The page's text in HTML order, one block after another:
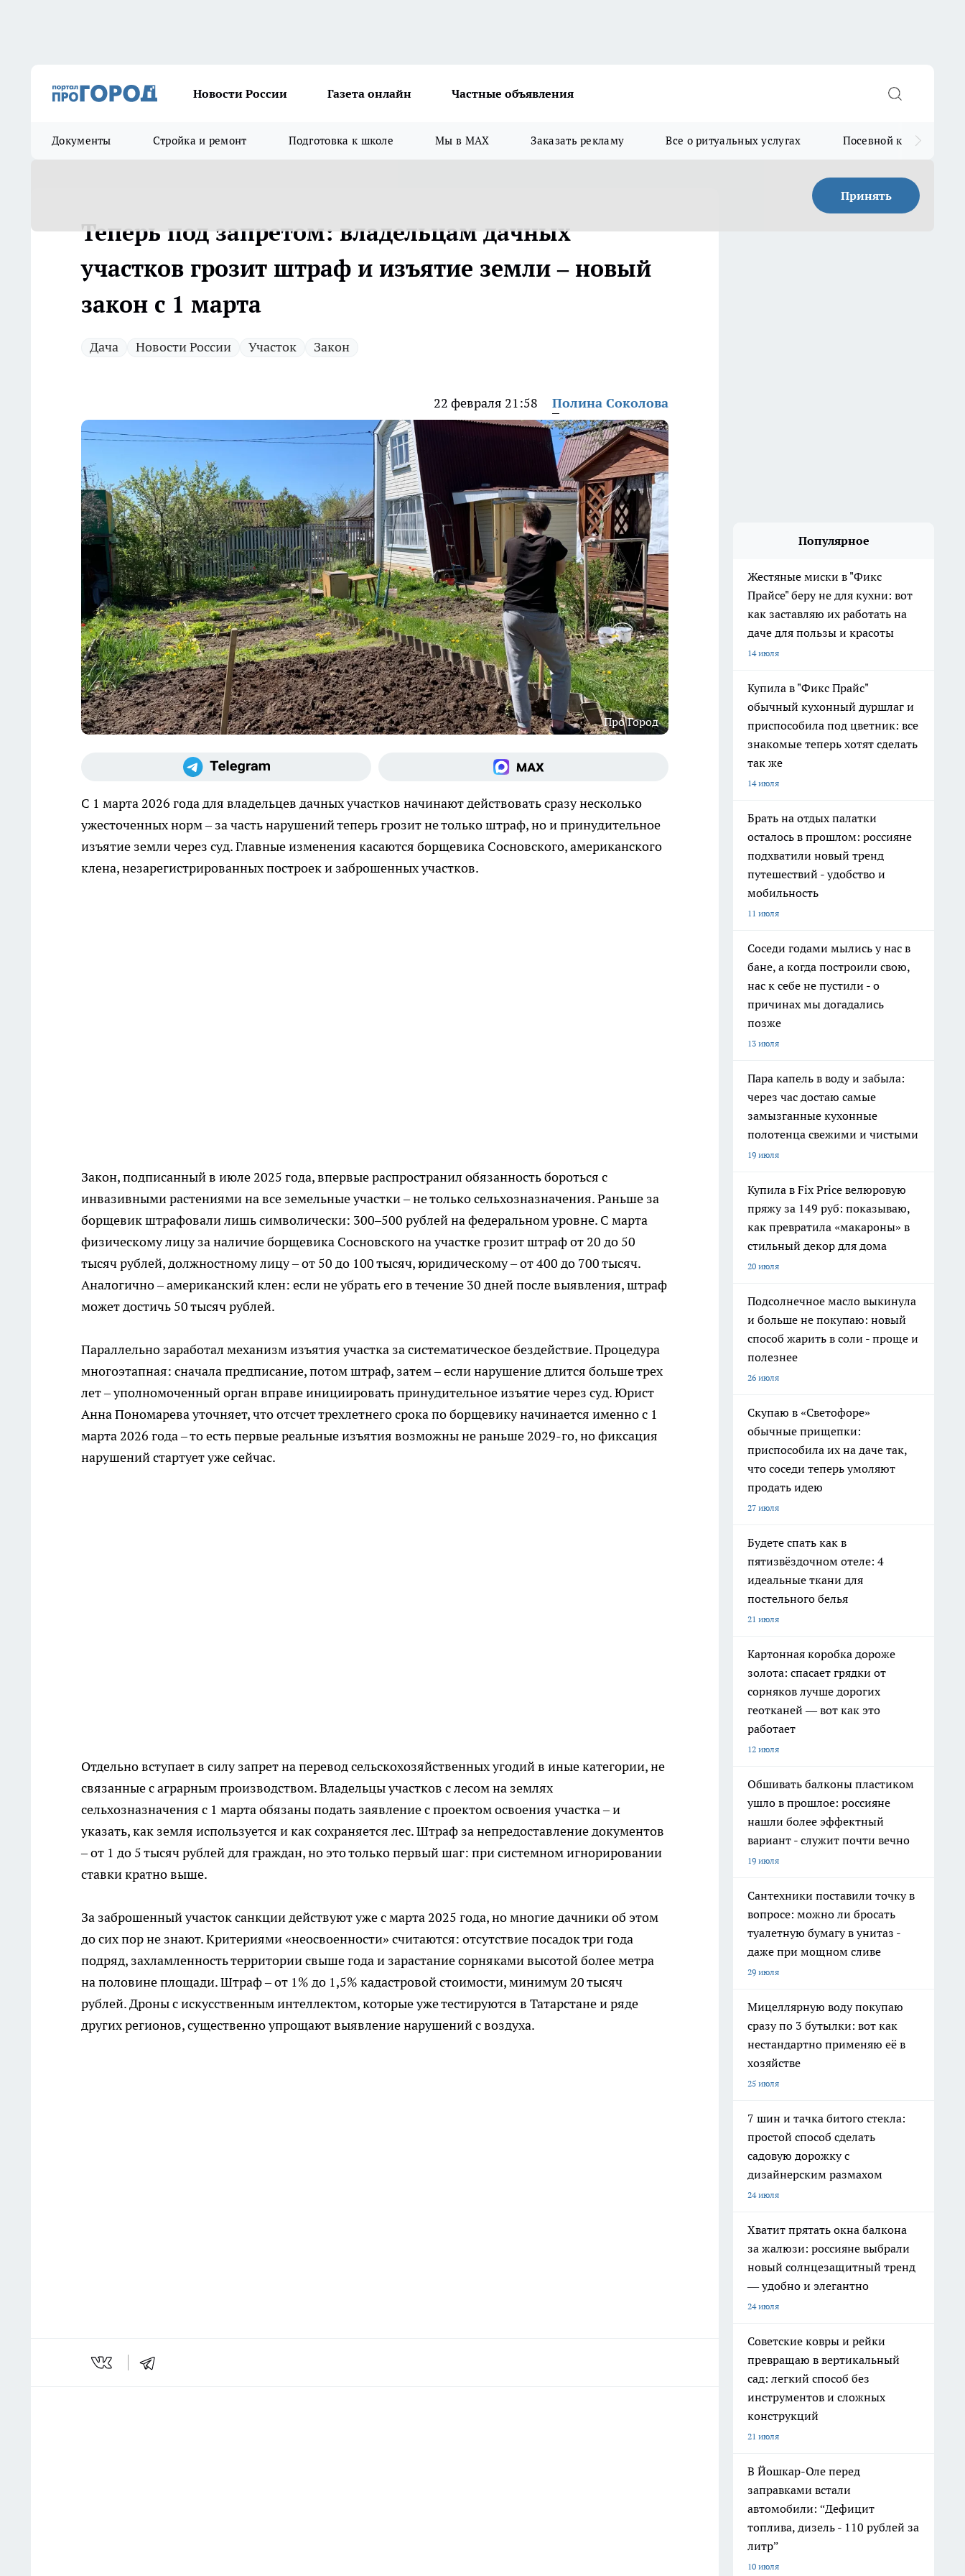
Новости России Газета онлайн Частные объявления
Документы Стройка и ремонт Подготовка к школе Мы в MAX Заказать рекламу Все о ритуальных услугах Посевной календарь
Принять
Теперь под запретом: владельцам дачных
участков грозит штраф и изъятие земли – новый
закон с 1 марта
Дача Новости России Участок Закон
22 февраля 21:58 Полина Соколова
Про Город
С 1 марта 2026 года для владельцев дачных участков начинают действовать сразу несколько
ужесточенных норм – за часть нарушений теперь грозит не только штраф, но и принудительное
изъятие земли через суд. Главные изменения касаются борщевика Сосновского, американского
клена, незарегистрированных построек и заброшенных участков.​
Закон, подписанный в июле 2025 года, впервые распространил обязанность бороться с
инвазивными растениями на все земельные участки – не только сельхозназначения. Раньше за
борщевик штрафовали лишь символически: 300–500 рублей на федеральном уровне. С марта
физическому лицу за наличие борщевика Сосновского на участке грозит штраф от 20 до 50
тысяч рублей, должностному лицу – от 50 до 100 тысяч, юридическому – от 400 до 700 тысяч.
Аналогично – американский клен: если не убрать его в течение 30 дней после выявления, штраф
может достичь 50 тысяч рублей.
Параллельно заработал механизм изъятия участка за систематическое бездействие. Процедура
многоэтапная: сначала предписание, потом штраф, затем – если нарушение длится больше трех
лет – уполномоченный орган вправе инициировать принудительное изъятие через суд. Юрист
Анна Пономарева уточняет, что отсчет трехлетнего срока по борщевику начинается именно с 1
марта 2026 года – то есть первые реальные изъятия возможны не раньше 2029-го, но фиксация
нарушений стартует уже сейчас.​
Отдельно вступает в силу запрет на перевод сельскохозяйственных угодий в иные категории, не
связанные с аграрным производством. Владельцы участков с лесом на землях
сельхозназначения с 1 марта обязаны подать заявление с проектом освоения участка – и
указать, как земля используется и как сохраняется лес. Штраф за непредоставление документов
– от 1 до 5 тысяч рублей для граждан, но это только первый шаг: при системном игнорировании
ставки кратно выше.
За заброшенный участок санкции действуют уже с марта 2025 года, но многие дачники об этом
до сих пор не знают. Критериями «неосвоенности» считаются: отсутствие посадок три года
подряд, захламленность территории свыше года и зарастание сорняками высотой более метра
на половине площади. Штраф – от 1% до 1,5% кадастровой стоимости, минимум 20 тысяч
рублей. Дроны с искусственным интеллектом, которые уже тестируются в Татарстане и ряде
других регионов, существенно упрощают выявление нарушений с воздуха.
Популярное
Жестяные миски в "Фикс
Прайсе" беру не для кухни: вот
как заставляю их работать на
даче для пользы и красоты
14 июля
Купила в "Фикс Прайс"
обычный кухонный дуршлаг и
приспособила под цветник: все
знакомые теперь хотят сделать
так же
14 июля
Брать на отдых палатки
осталось в прошлом: россияне
подхватили новый тренд
путешествий - удобство и
мобильность
11 июля
Соседи годами мылись у нас в
бане, а когда построили свою,
нас к себе не пустили - о
причинах мы догадались
позже
13 июля
Пара капель в воду и забыла:
через час достаю самые
замызганные кухонные
полотенца свежими и чистыми
19 июля
Купила в Fix Price велюровую
пряжу за 149 руб: показываю,
как превратила «макароны» в
стильный декор для дома
20 июля
Подсолнечное масло выкинула
и больше не покупаю: новый
способ жарить в соли - проще и
полезнее
26 июля
Скупаю в «Светофоре»
обычные прищепки:
приспособила их на даче так,
что соседи теперь умоляют
продать идею
27 июля
Будете спать как в
пятизвёздочном отеле: 4
идеальные ткани для
постельного белья
21 июля
Картонная коробка дороже
золота: спасает грядки от
сорняков лучше дорогих
геотканей — вот как это
работает
12 июля
Обшивать балконы пластиком
ушло в прошлое: россияне
нашли более эффектный
вариант - служит почти вечно
19 июля
Сантехники поставили точку в
вопросе: можно ли бросать
туалетную бумагу в унитаз -
даже при мощном сливе
29 июля
Мицеллярную воду покупаю
сразу по 3 бутылки: вот как
нестандартно применяю её в
хозяйстве
25 июля
7 шин и тачка битого стекла:
простой способ сделать
садовую дорожку с
дизайнерским размахом
24 июля
Хватит прятать окна балкона
за жалюзи: россияне выбрали
новый солнцезащитный тренд
— удобно и элегантно
24 июля
Советские ковры и рейки
превращаю в вертикальный
сад: легкий способ без
инструментов и сложных
конструкций
21 июля
В Йошкар-Оле перед
заправками встали
автомобили: “Дефицит
топлива, дизель - 110 рублей за
литр”
10 июля